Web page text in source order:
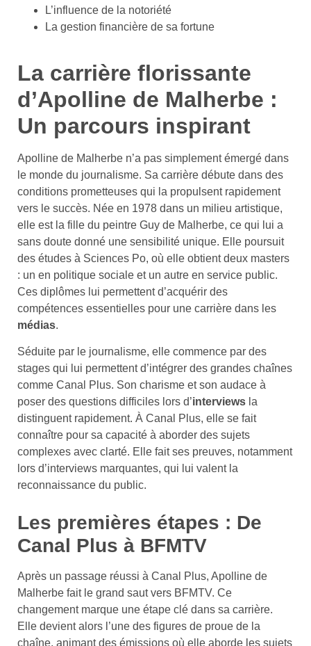
L’influence de la notoriété
La gestion financière de sa fortune
La carrière florissante
d’Apolline de Malherbe :
Un parcours inspirant
Apolline de Malherbe n’a pas simplement émergé dans
le monde du journalisme. Sa carrière débute dans des
conditions prometteuses qui la propulsent rapidement
vers le succès. Née en 1978 dans un milieu artistique,
elle est la fille du peintre Guy de Malherbe, ce qui lui a
sans doute donné une sensibilité unique. Elle poursuit
des études à Sciences Po, où elle obtient deux masters
: un en politique sociale et un autre en service public.
Ces diplômes lui permettent d’acquérir des
compétences essentielles pour une carrière dans les
médias.
Séduite par le journalisme, elle commence par des
stages qui lui permettent d’intégrer des grandes chaînes
comme Canal Plus. Son charisme et son audace à
poser des questions difficiles lors d’interviews la
distinguent rapidement. À Canal Plus, elle se fait
connaître pour sa capacité à aborder des sujets
complexes avec clarté. Elle fait ses preuves, notamment
lors d’interviews marquantes, qui lui valent la
reconnaissance du public.
Les premières étapes : De
Canal Plus à BFMTV
Après un passage réussi à Canal Plus, Apolline de
Malherbe fait le grand saut vers BFMTV. Ce
changement marque une étape clé dans sa carrière.
Elle devient alors l’une des figures de proue de la
chaîne, animant des émissions où elle aborde les sujets